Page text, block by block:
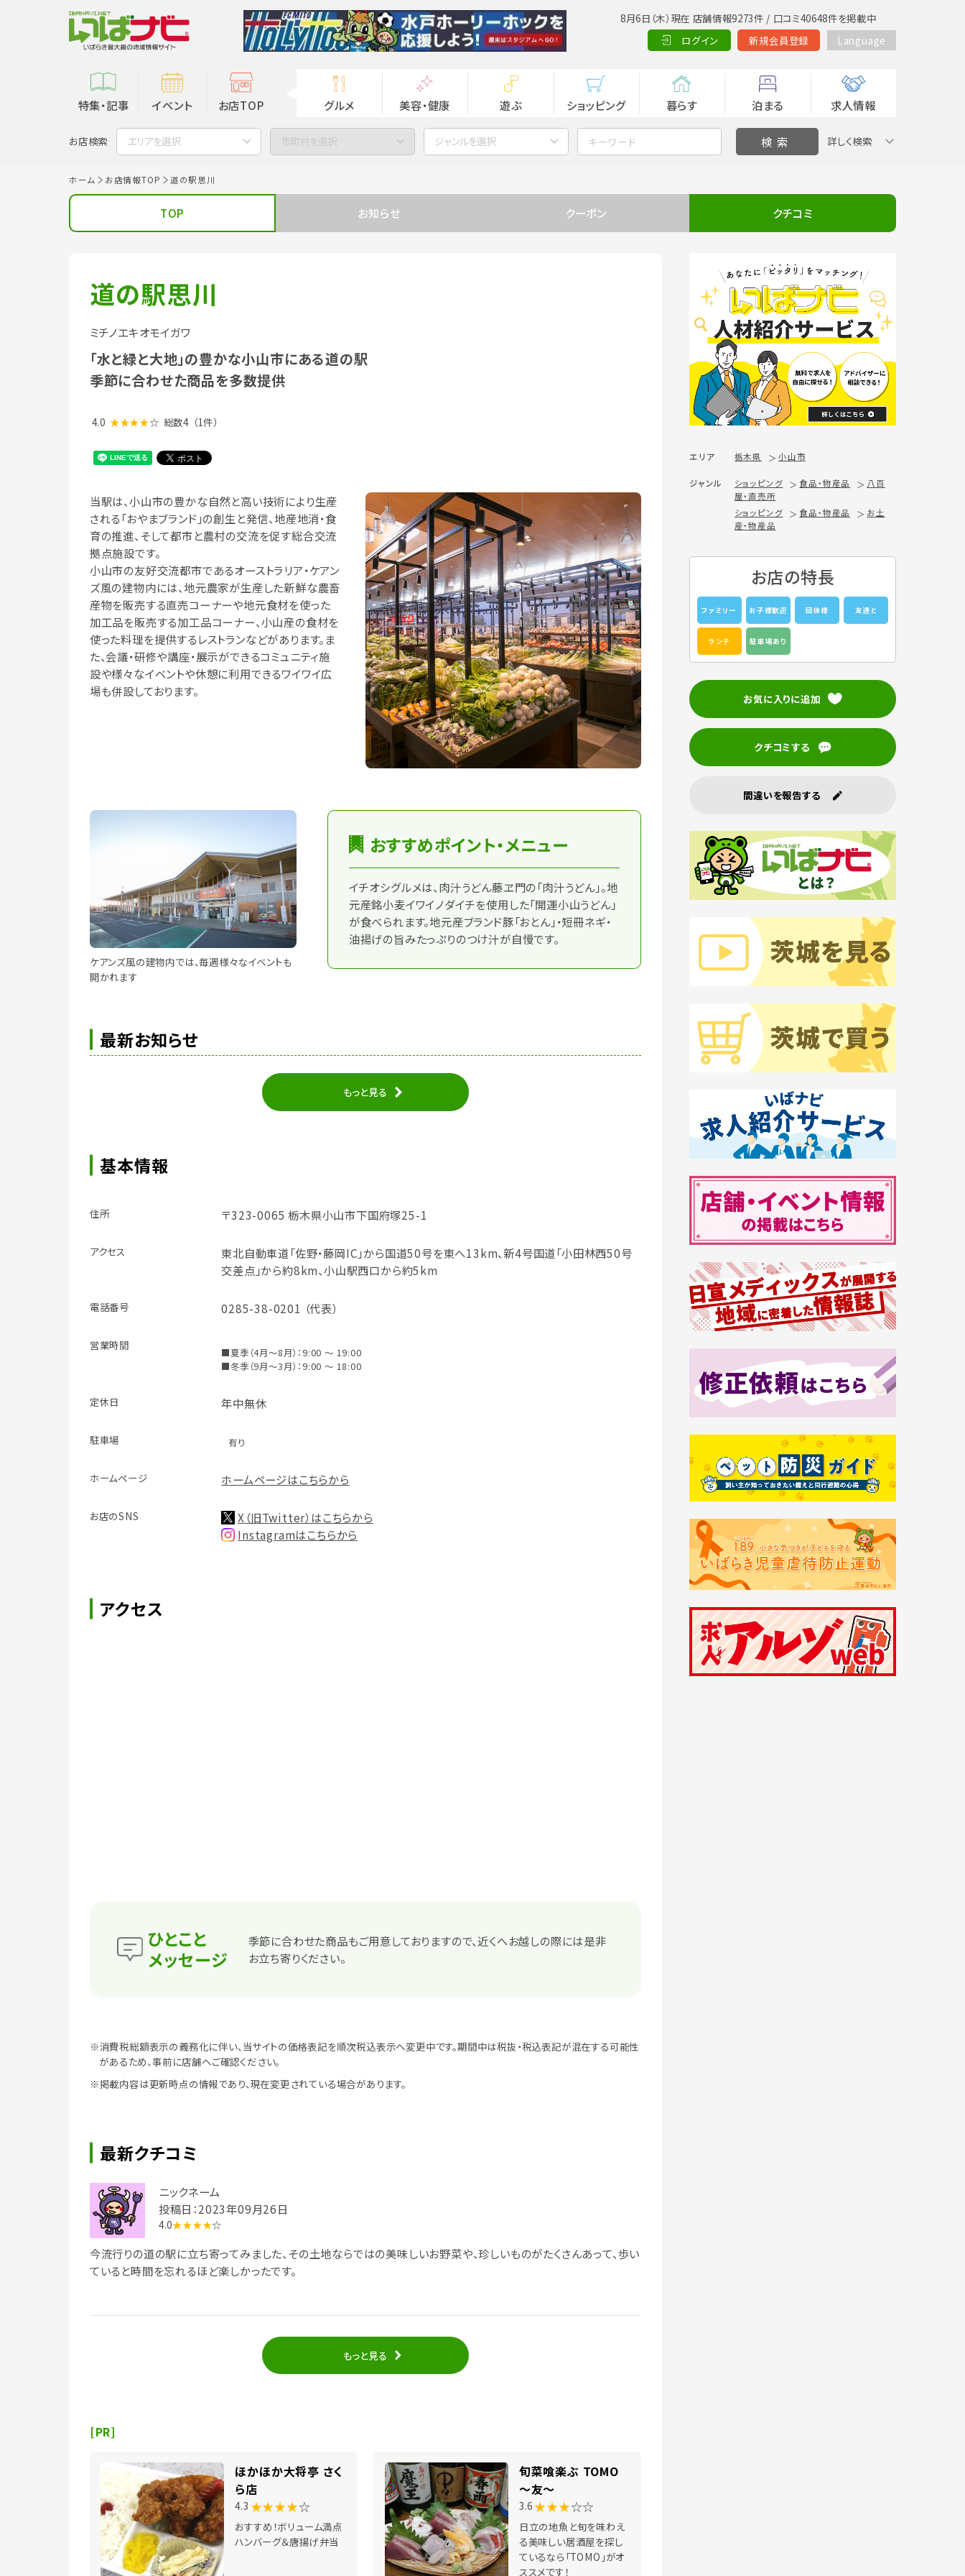
8月6日（木）現在 店舗情報9273件 / 口コミ40648件を掲載中
ログイン
新規会員登録 Language
特集・記事 イベント お店TOP グルメ 美容・健康 遊ぶ ショッピング 暮らす 泊まる 求人情報
お店検索 エリアを選択 市町村を選択 ジャンルを選択 詳しく検索
ホーム お店情報TOP 道の駅思川
TOP お知らせ クーポン クチコミ
道の駅思川
ミチノエキオモイガワ
「水と緑と大地」の豊かな小山市にある道の駅
季節に合わせた商品を多数提供
4.0 ★★★★☆ 総数4 （1件）
当駅は、小山市の豊かな自然と高い技術により生産
される「おやまブランド」の創生と発信、地産地消・食
育の推進、そして都市と農村の交流を促す総合交流
拠点施設です。
小山市の友好交流都市であるオーストラリア・ケアン
ズ風の建物内には、地元農家が生産した新鮮な農畜
産物を販売する直売コーナーや地元食材を使った
加工品を販売する加工品コーナー、小山産の食材を
使った料理を提供するレストランなどがあります。ま
た、会議・研修や講座・展示ができるコミュニティ施
設や様々なイベントや休憩に利用できるワイワイ広
場も併設しております。
ケアンズ風の建物内では、毎週様々なイベントも
開かれます
おすすめポイント・メニュー
イチオシグルメは、肉汁うどん藤ヱ門の「肉汁うどん」。地
元産銘小麦イワイノダイチを使用した「開運小山うどん」
が食べられます。地元産ブランド豚「おとん」・短冊ネギ・
油揚げの旨みたっぷりのつけ汁が自慢です。
最新お知らせ
もっと見る
基本情報
住所 〒323-0065 栃木県小山市下国府塚25-1
アクセス
東北自動車道「佐野・藤岡IC」から国道50号を東へ13km、新4号国道「小田林西50号
交差点」から約8km、小山駅西口から約5km
電話番号 0285-38-0201 （代表）
営業時間
■夏季（4月～8月）：9:00 ～ 19:00
■冬季（9月～3月）：9:00 ～ 18:00
定休日 年中無休
駐車場 有り
ホームページ ホームページはこちらから
お店のSNS
X（旧Twitter）はこちらから
Instagramはこちらから
アクセス
ひとこと
メッセージ
季節に合わせた商品もご用意しておりますので、近くへお越しの際には是非
お立ち寄りください。
※消費税総額表示の義務化に伴い、当サイトの価格表記を順次税込表示へ変更中です。期間中は税抜・税込表記が混在する可能性
があるため、事前に店舗へご確認ください。
※掲載内容は更新時点の情報であり、現在変更されている場合があります。
最新クチコミ
ニックネーム
投稿日：2023年09月26日
4.0★★★★☆
今流行りの道の駅に立ち寄ってみました、その土地ならではの美味しいお野菜や、珍しいものがたくさんあって、歩い
ていると時間を忘れるほど楽しかったです。
もっと見る
[PR]
ほかほか大将亭 さく
ら店
4.3 ★★★★☆
おすすめ！ボリューム満点
ハンバーグ＆唐揚げ弁当
旬菜喰楽ぶ TOMO
～友～
3.6 ★★★☆☆
日立の地魚と旬を味わえ
る美味しい居酒屋を探し
ているなら「TOMO」がオ
ススメです！
エリア 栃木県 小山市
ジャンル ショッピング 食品・物産品
八百
屋・直売所
ショッピング
食品・物産品
お土
産・物産品
お店の特長
ファミリー お子様歓迎 団体様 友達と
ランチ 駐車場あり
お気に入りに追加
クチコミする
間違いを報告する